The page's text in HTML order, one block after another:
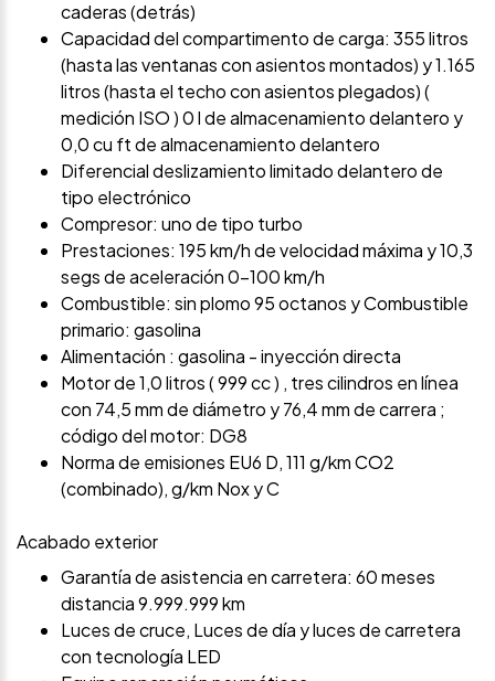
caderas (detrás)
Capacidad del compartimento de carga: 355 litros
(hasta las ventanas con asientos montados) y 1.165
litros (hasta el techo con asientos plegados) (
medición ISO ) 0 l de almacenamiento delantero y
0,0 cu ft de almacenamiento delantero
Diferencial deslizamiento limitado delantero de
tipo electrónico
Compresor: uno de tipo turbo
Prestaciones: 195 km/h de velocidad máxima y 10,3
segs de aceleración 0-100 km/h
Combustible: sin plomo 95 octanos y Combustible
primario: gasolina
Alimentación : gasolina - inyección directa
Motor de 1,0 litros ( 999 cc ) , tres cilindros en línea
con 74,5 mm de diámetro y 76,4 mm de carrera ;
código del motor: DG8
Norma de emisiones EU6 D, 111 g/km CO2
(combinado), g/km Nox y C
Acabado exterior
Garantía de asistencia en carretera: 60 meses
distancia 9.999.999 km
Luces de cruce, Luces de día y luces de carretera
con tecnología LED